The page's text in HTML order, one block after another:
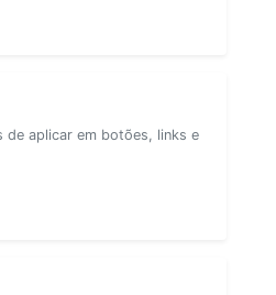
de aplicar em botões, links e